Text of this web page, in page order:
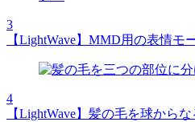
3
【LightWave】MMD用の表情モ
4
【LightWave】髪の毛を球から